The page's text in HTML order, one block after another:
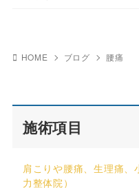
HOME ブログ 腰痛
施術項目
肩こりや腰痛、生理痛
力整体院）